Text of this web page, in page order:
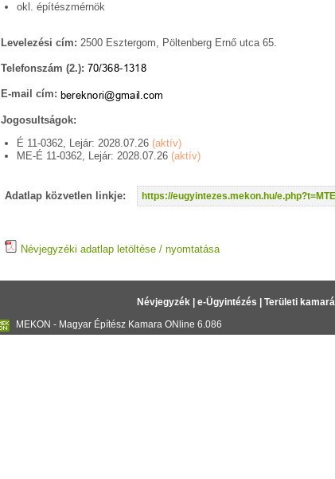
okl. építészmérnök
Levelezési cím: 2500 Esztergom, Pöltenberg Ernő utca 65.
Telefonszám (2.):
E-mail cím:
Jogosultságok:
É 11-0362, Lejár: 2028.07.26 (aktív)
ME-É 11-0362, Lejár: 2028.07.26 (aktív)
Adatlap közvetlen linkje: https://eugyintezes.mekon.hu/
Névjegyzéki adatlap letöltése / nyomtatása
Névjegyzék| e-Ügyintézés Területi
MEKON - Magyar Építész Kamara ONline 6.086